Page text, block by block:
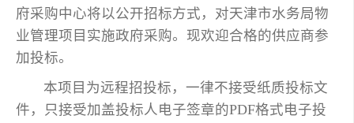
府采购中心将以公开招标方式，对天津市水务局物
业管理项目实施政府采购。现欢迎合格的供应商参
加投标。
本项目为远程招投标，一律不接受纸质投标文
件，只接受加盖投标人电子签章的PDF格式电子投